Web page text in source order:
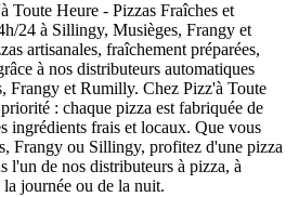
Toute Heure - Pizzas Fraîches et
24 à Sillingy, Musièges, Frangy et
artisanales, fraîchement préparées,
à nos distributeurs automatiques
Frangy et Rumilly. Chez Pizz'à Toute
: chaque pizza est fabriquée de
ingrédients frais et locaux. Que vous
Frangy ou Sillingy, profitez d'une pizza
l'un de nos distributeurs à pizza, à
journée ou de la nuit.